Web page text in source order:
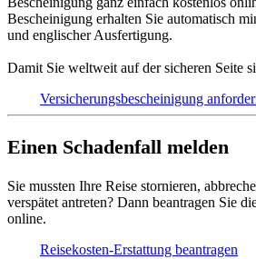
Bescheinigung erhalten Sie automatisch
und englischer Ausfertigung.
Damit Sie weltweit auf der sicheren Seite
Versicherungs­bescheinigung
Einen Schadenfall melden
Sie mussten Ihre Reise stornieren,
verspätet antreten? Dann beantragen Sie
online.
Reisekosten-Erstattung beantragen